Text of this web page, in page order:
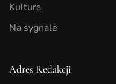
Kultura
Na sygnale
Adres Redakcji